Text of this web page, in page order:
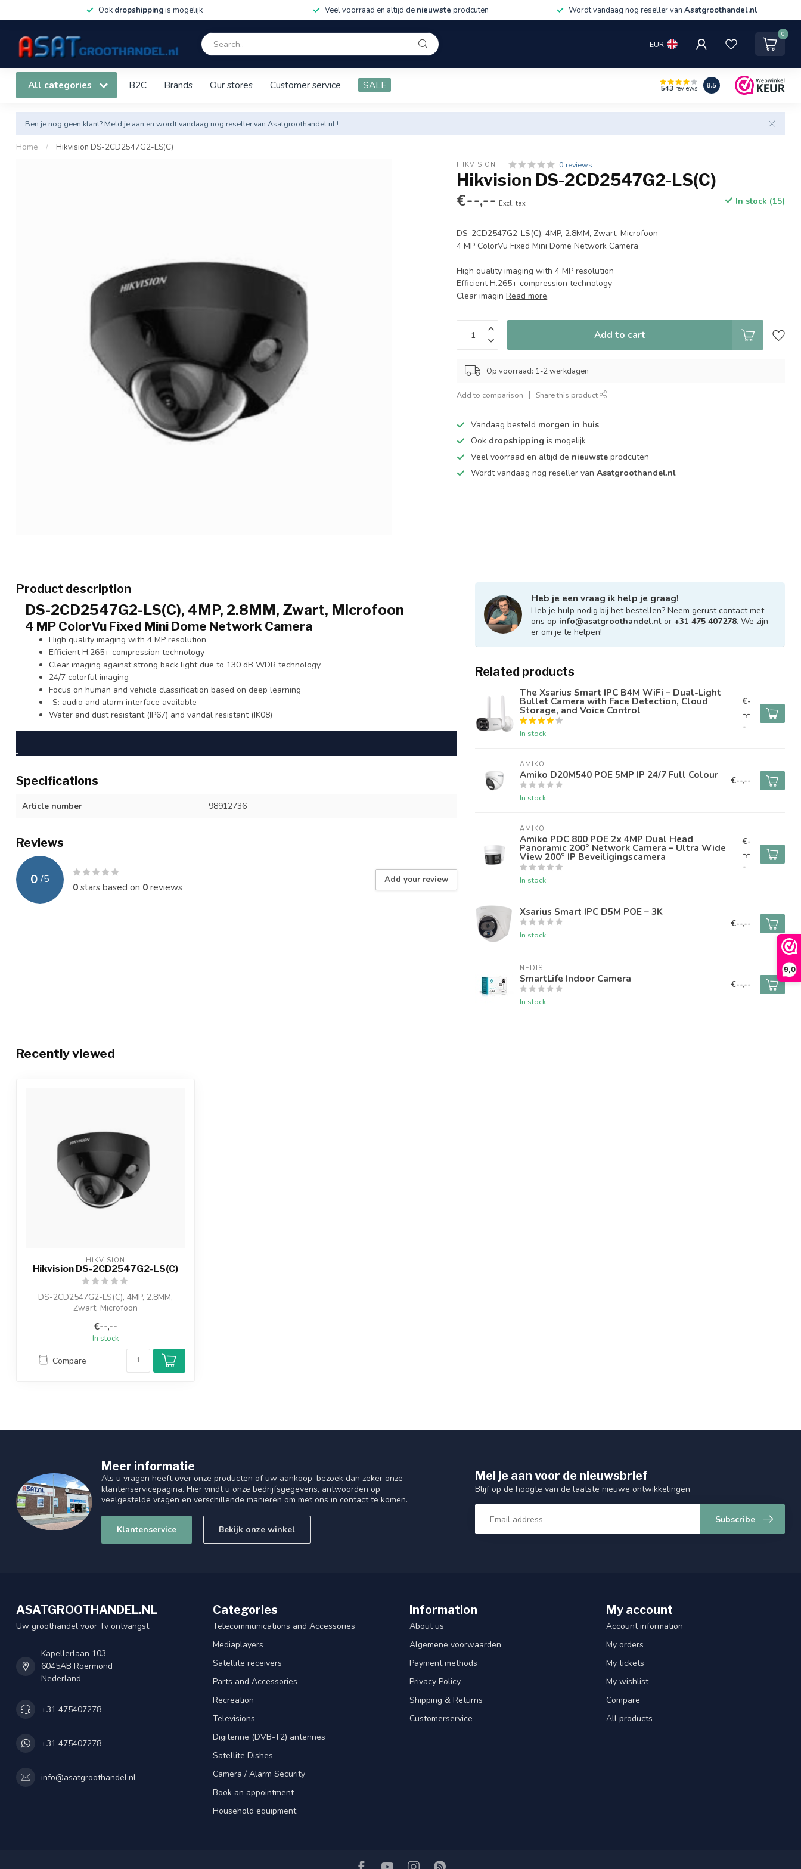
9,0
Ook dropshippingis mogelijk Veel voorraad en altijd de nieuwste prodcuten Wordt vandaag nog reseller van Asatgroothandel.nl
EUR
0
All categories B2C Brands Our stores Customer service SALE 543 reviews 8.5
Ben je nog geen klant? Meld je aan en wordt vandaag nog reseller van Asatgroothandel.nl !
Home / Hikvision DS-2CD2547G2-LS(C)
HIKVISION 0 reviews
Hikvision DS-2CD2547G2-LS(C)
€--,-- Excl. tax In stock (15)
DS-2CD2547G2-LS(C), 4MP, 2.8MM, Zwart, Microfoon
4 MP ColorVu Fixed Mini Dome Network Camera
High quality imaging with 4 MP resolution
Efficient H.265+ compression technology
Clear imaginRead more.
Add to cart
Op voorraad: 1-2 werkdagen
Add to comparison Share this product
Vandaag besteld morgen in huis
Ook dropshipping is mogelijk
Veel voorraad en altijd de nieuwste prodcuten
Wordt vandaag nog reseller vanAsatgroothandel.nl
Product description
DS-2CD2547G2-LS(C), 4MP, 2.8MM, Zwart, Microfoon
4 MP ColorVu Fixed Mini Dome Network Camera
High quality imaging with 4 MP resolution
Efficient H.265+ compression technology
Clear imaging against strong back light due to 130 dB WDR technology
24/7 colorful imaging
Focus on human and vehicle classification based on deep learning
-S: audio and alarm interface available
Water and dust resistant (IP67) and vandal resistant (IK08)
Specifications
Article number 98912736
Reviews
0 /5
0stars based on 0reviews
Add your review
Heb je een vraag ik help je graag!
Heb je hulp nodig bij het bestellen? Neem gerust contact met
ons op info@asatgroothandel.nl or +31 475 407278. We zijn
er om je te helpen!
Related products
The Xsarius Smart IPC B4M WiFi – Dual-Light
Bullet Camera with Face Detection, Cloud
Storage, and Voice Control
In stock
€-
-,-
-
AMIKO
Amiko D20M540 POE 5MP IP 24/7 Full Colour
In stock
€--,--
AMIKO
Amiko PDC 800 POE 2x 4MP Dual Head
Panoramic 200° Network Camera – Ultra Wide
View 200° IP Beveiligingscamera
In stock
€-
-,-
-
Xsarius Smart IPC D5M POE – 3K
In stock
€--,--
NEDIS
SmartLife Indoor Camera
In stock
€--,--
Recently viewed
HIKVISION
Hikvision DS-2CD2547G2-LS(C)
DS-2CD2547G2-LS(C), 4MP, 2.8MM,
Zwart, Microfoon
€--,--
In stock
Compare
Meer informatie
Als u vragen heeft over onze producten of uw aankoop, bezoek dan zeker onze
klantenservicepagina. Hier vindt u onze bedrijfsgegevens, antwoorden op
veelgestelde vragen en verschillende manieren om met ons in contact te komen.
Klantenservice Bekijk onze winkel
Mel je aan voor de nieuwsbrief
Blijf op de hoogte van de laatste nieuwe ontwikkelingen
Subscribe
ASATGROOTHANDEL.NL
Uw groothandel voor Tv ontvangst
Kapellerlaan 103
6045AB Roermond
Nederland
+31 475407278
+31 475407278
info@asatgroothandel.nl
Categories
Telecommunications and Accessories
Mediaplayers
Satellite receivers
Parts and Accessories
Recreation
Televisions
Digitenne (DVB-T2) antennes
Satellite Dishes
Camera / Alarm Security
Book an appointment
Household equipment
Information
About us
Algemene voorwaarden
Payment methods
Privacy Policy
Shipping & Returns
Customerservice
My account
Account information
My orders
My tickets
My wishlist
Compare
All products